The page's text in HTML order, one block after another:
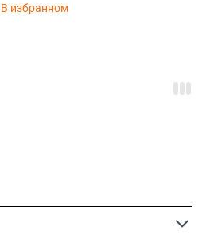
В избранном